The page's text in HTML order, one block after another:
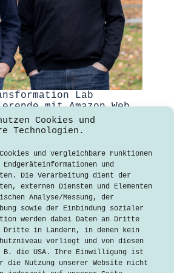
Cookies und
Technologien.
und vergleichbare Funktionen
und
Die Verarbeitung dient der
externen Diensten und Elementen
Analyse/Messung, der
sowie der Einbindung sozialer
werden dabei Daten an Dritte
Dritte in Ländern, in denen kein
vorliegt und von diesen
die USA. Ihre Einwilligung ist
Nutzung unserer Website nicht
Lab
mit Amazon Web
der
Was steckt dahinter?
2020
Lab (DTLab)
Wintersemester
Studierende
arbeiten mit
an
Digitalisierung. Das
von neun Cloud
(CIC) weltweit, in